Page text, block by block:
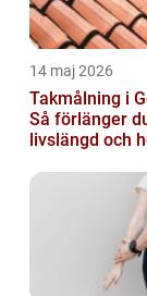
14 maj 2026
Takmålning i
Så förlänger
livslängd och